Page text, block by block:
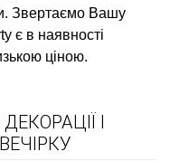
Звертаємо Вашу
є в наявності
ціною.
І